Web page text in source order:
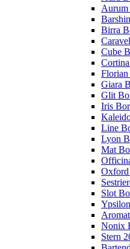
Birra
Cube
Giara
Glit
Iris
Line
Lyon
Mat
Slot
Nonix
Stern